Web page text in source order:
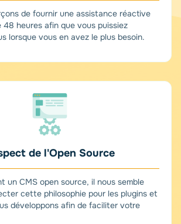
de fournir une assistance réactive
48 heures afin que vous puissiez
lorsque vous en avez le plus besoin.
de l'Open Source
un CMS open source, il nous semble
cette philosophie pour les plugins et
développons afin de faciliter votre